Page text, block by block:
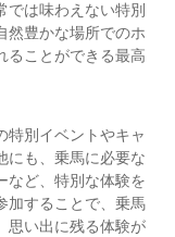
では味わえない特別
然豊かな場所でのホ
ることができる最高
特別イベントやキャ
にも、乗馬に必要な
など、特別な体験を
加することで、乗馬
思い出に残る体験が